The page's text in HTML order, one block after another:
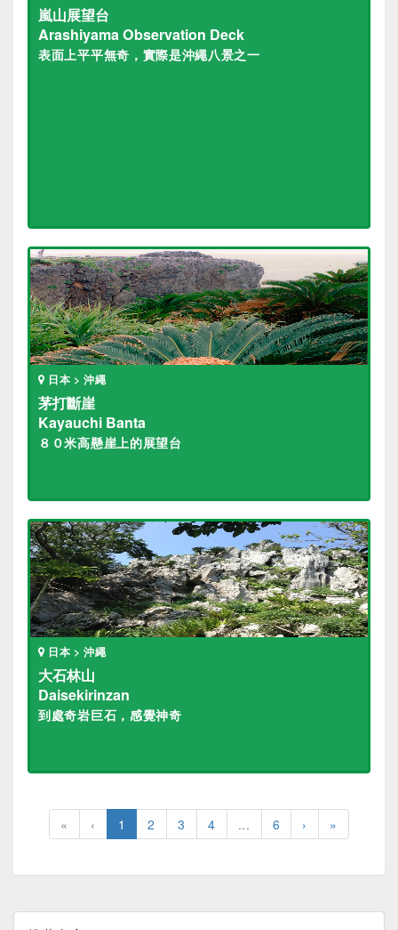
嵐山展望台
Arashiyama Observation Deck
表面上平平無奇，實際是沖繩八景之一
日本 > 沖繩
茅打斷崖
Kayauchi Banta
８０米高懸崖上的展望台
日本 > 沖繩
大石林山
Daisekirinzan
到處奇岩巨石，感覺神奇
« ‹ 1 2 3 4 ... 6 › »